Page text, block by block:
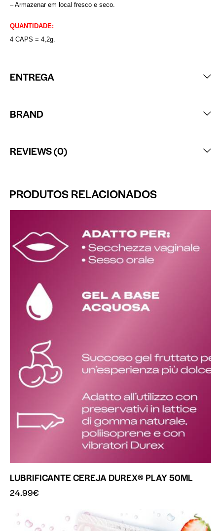
– Armazenar em local fresco e seco.
QUANTIDADE:
4 CAPS = 4,2g.
ENTREGA
BRAND
REVIEWS (0)
PRODUTOS RELACIONADOS
LUBRIFICANTE CEREJA DUREX® PLAY 50ML
24.99€